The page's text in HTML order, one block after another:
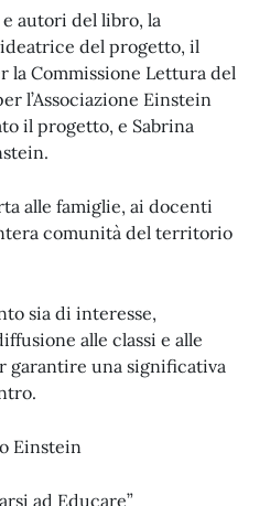
autori del libro, la
del progetto, il
la Commissione Lettura del
l’Associazione Einstein
il progetto, e Sabrina
alle famiglie, ai docenti
comunità del territorio
sia di interesse,
alle classi e alle
garantire una significativa
Einstein
ad Educare”